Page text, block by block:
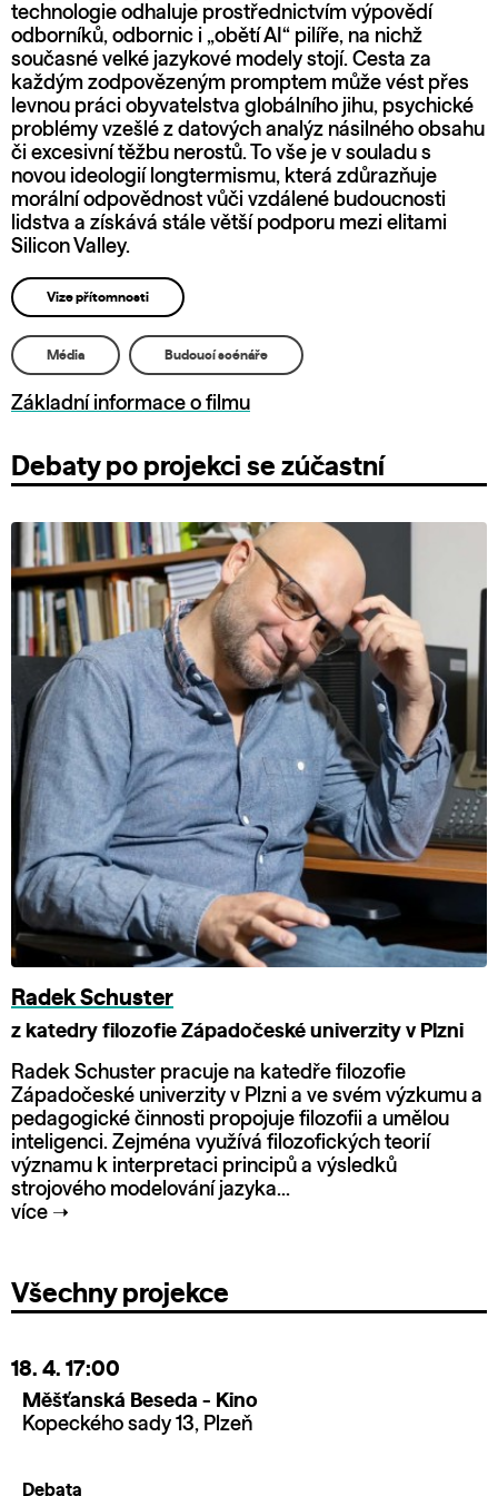
technologie odhaluje prostřednictvím výpovědí
odborníků, odbornic i „obětí AI“ pilíře, na nichž
současné velké jazykové modely stojí. Cesta za
každým zodpovězeným promptem může vést přes
levnou práci obyvatelstva globálního jihu, psychické
problémy vzešlé z datových analýz násilného obsahu
či excesivní těžbu nerostů. To vše je v souladu s
novou ideologií longtermismu, která zdůrazňuje
morální odpovědnost vůči vzdálené budoucnosti
lidstva a získává stále větší podporu mezi elitami
Silicon Valley.
Vize přítomnosti
Média Budoucí scénáře
Základní informace o filmu
Debaty po projekci se zúčastní
Radek Schuster
z katedry filozofie Západočeské univerzity v Plzni
Radek Schuster pracuje na katedře filozofie
Západočeské univerzity v Plzni a ve svém výzkumu a
pedagogické činnosti propojuje filozofii a umělou
inteligenci. Zejména využívá filozofických teorií
významu k interpretaci principů a výsledků
strojového modelování jazyka...
více ➝
Všechny projekce
18. 4. 17:00
Měšťanská Beseda - Kino
Kopeckého sady 13, Plzeň
Debata